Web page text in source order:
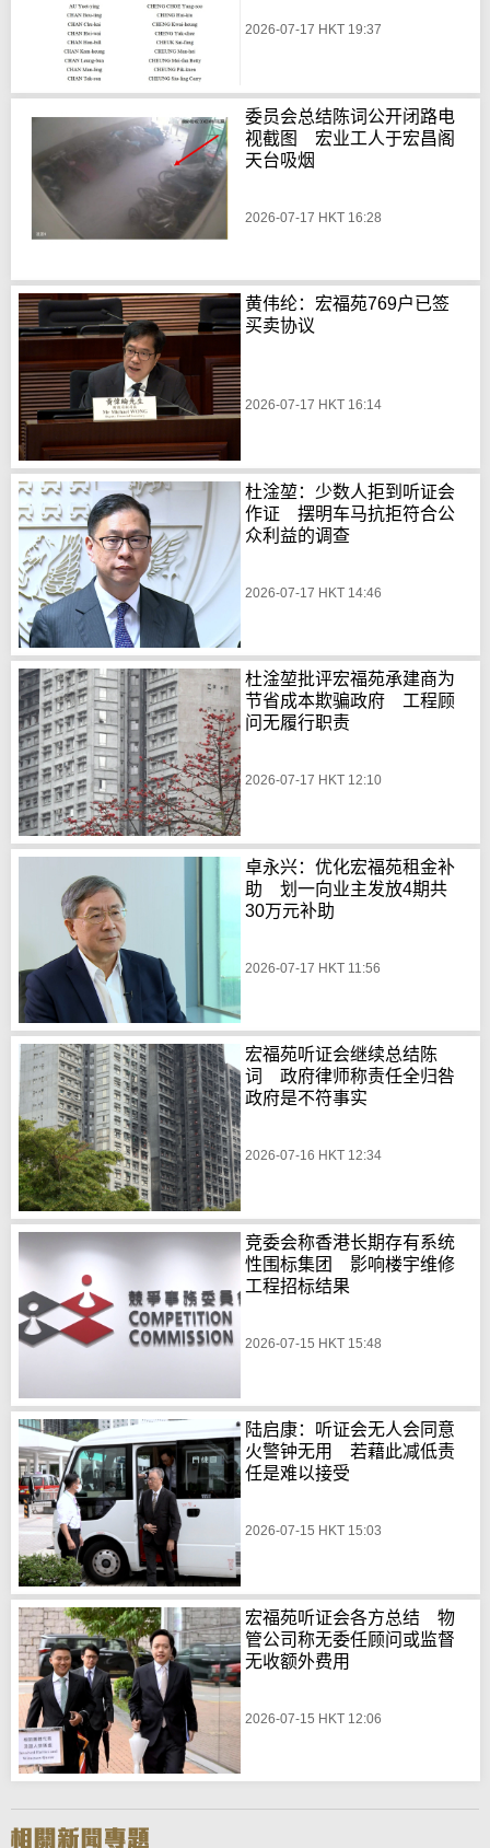
2026-07-17 HKT 19:37
委员会总结陈词公开闭路电
视截图 宏业工人于宏昌阁
天台吸烟
2026-07-17 HKT 16:28
黄伟纶：宏福苑769户已签
买卖协议
2026-07-17 HKT 16:14
杜淦堃：少数人拒到听证会
作证 摆明车马抗拒符合公
众利益的调查
2026-07-17 HKT 14:46
杜淦堃批评宏福苑承建商为
节省成本欺骗政府 工程顾
问无履行职责
2026-07-17 HKT 12:10
卓永兴：优化宏福苑租金补
助 划一向业主发放4期共
30万元补助
2026-07-17 HKT 11:56
宏福苑听证会继续总结陈
词 政府律师称责任全归咎
政府是不符事实
2026-07-16 HKT 12:34
竞委会称香港长期存有系统
性围标集团 影响楼宇维修
工程招标结果
2026-07-15 HKT 15:48
陆启康：听证会无人会同意
火警钟无用 若藉此减低责
任是难以接受
2026-07-15 HKT 15:03
宏福苑听证会各方总结 物
管公司称无委任顾问或监督
无收额外费用
2026-07-15 HKT 12:06